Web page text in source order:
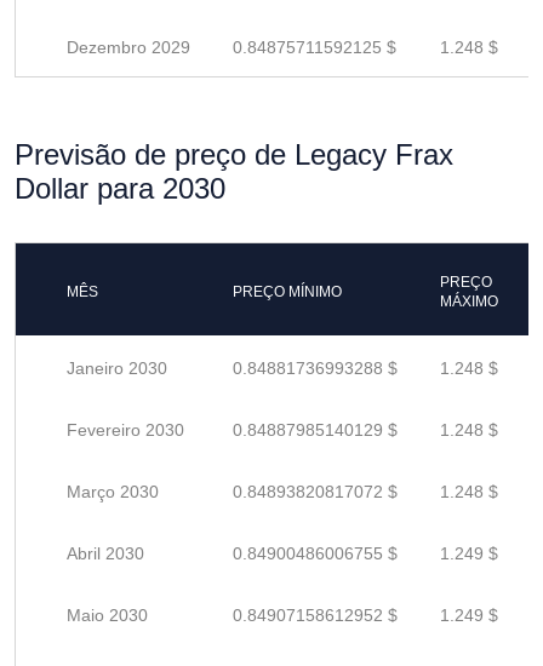
Dezembro 2029 0.84875711592125 $ 1.248 $
Previsão de preço de Legacy Frax
Dollar para 2030
MÊS PREÇO MÍNIMO
PREÇO
MÁXIMO
Janeiro 2030 0.84881736993288 $ 1.248 $
Fevereiro 2030 0.84887985140129 $ 1.248 $
Março 2030 0.84893820817072 $ 1.248 $
Abril 2030 0.84900486006755 $ 1.249 $
Maio 2030 0.84907158612952 $ 1.249 $